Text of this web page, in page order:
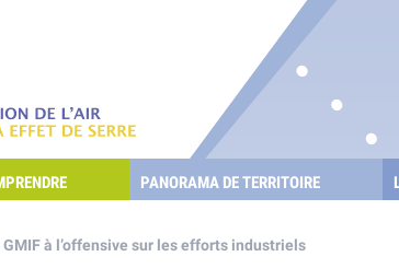
Santé Environnement
Pollution de l'air & gaz à effet de serre
À EFFET DE SERRE ?
PANORAMA DE TERRITOIRE
GMIF à l’offensive sur les efforts industriels